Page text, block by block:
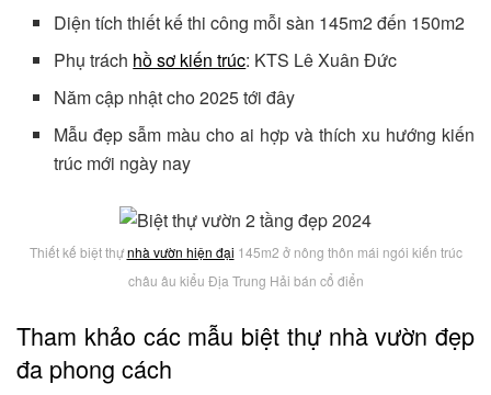
Diện tích thiết kế thi công mỗi sàn 145m2 đến 150m2
Phụ trách hồ sơ kiến trúc: KTS Lê Xuân Đức
Năm cập nhật cho 2025 tới đây
Mẫu đẹp sẫm màu cho ai hợp và thích xu hướng kiến
trúc mới ngày nay
Thiết kế biệt thựnhà vườn hiện đại 145m2 ở nông thôn mái ngói kiến trúc
châu âu kiểu Địa Trung Hải bán cổ điển
Tham khảo các mẫu biệt thự nhà vườn đẹp
đa phong cách